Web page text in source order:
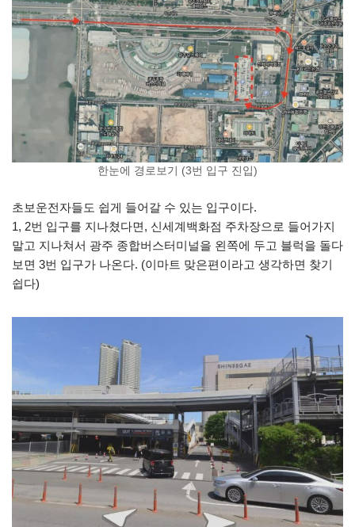
한눈에 경로보기 (3번 입구 진입)
초보운전자들도 쉽게 들어갈 수 있는 입구이다.
1, 2번 입구를 지나쳤다면, 신세계백화점 주차장으로 들어가지
말고 지나쳐서 광주 종합버스터미널을 왼쪽에 두고 블럭을 돌다
보면 3번 입구가 나온다. (이마트 맞은편이라고 생각하면 찾기
쉽다)